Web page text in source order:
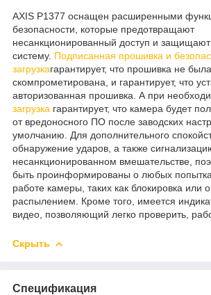
AXIS P1377 оснащен расширенными
безопасности, которые предотвращают
несанкционированный доступ и
систему. Подписанная прошивка и
загрузкагарантирует, что прошивка не была
скомпрометирована, и гарантирует, что
авторизованная прошивка. А при
загрузка гарантирует, что камера будет
от вредоносного ПО после заводских
умолчанию. Для дополнительного
обнаружение ударов, а также
несанкционированном вмешательстве,
быть проинформированы о любых
работе камеры, таких как блокировка или
распылением. Кроме того, имеется
видео, позволяющий легко проверить,
Скрыть
Спецификация